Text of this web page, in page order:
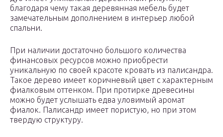
благодаря чему такая деревянная мебель будет
замечательным дополнением в интерьер любой
спальни.
При наличии достаточно большого количества
финансовых ресурсов можно приобрести
уникальную по своей красоте кровать из палисандра.
Такое дерево имеет коричневый цвет с характерным
фиалковым оттенком. При протирке древесины
можно будет услышать едва уловимый аромат
фиалок. Палисандр имеет пористую, но при этом
твердую структуру.